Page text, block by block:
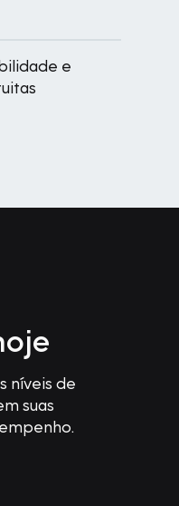
e
níveis de
suas